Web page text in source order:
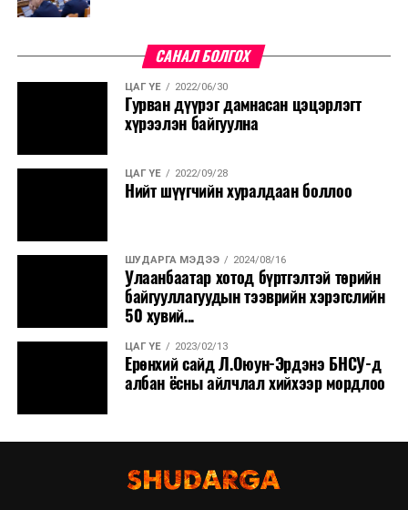
САНАЛ БОЛГОХ
ЦАГ ҮЕ 2022/06/30
Гурван дүүрэг дамнасан цэцэрлэгт
хүрээлэн байгуулна
ЦАГ ҮЕ 2022/09/28
Нийт шүүгчийн хуралдаан боллоо
ШУДАРГА МЭДЭЭ 2024/08/16
Улаанбаатар хотод бүртгэлтэй төрийн
байгууллагуудын тээврийн хэрэгслийн
50 хувий...
ЦАГ ҮЕ 2023/02/13
Ерөнхий сайд Л.Оюун-Эрдэнэ БНСУ-д
албан ёсны айлчлал хийхээр мордлоо